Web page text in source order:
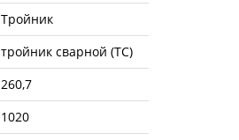
Тройник
тройник сварной (ТС)
260,7
1020